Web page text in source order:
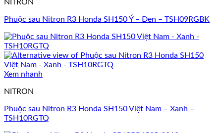
NITRON
Phuộc sau Nitron R3 Honda SH150 Ý – Đen – TSH09RGBK
Xem nhanh
NITRON
Phuộc sau Nitron R3 Honda SH150 Việt Nam – Xanh –
TSH10RGTQ